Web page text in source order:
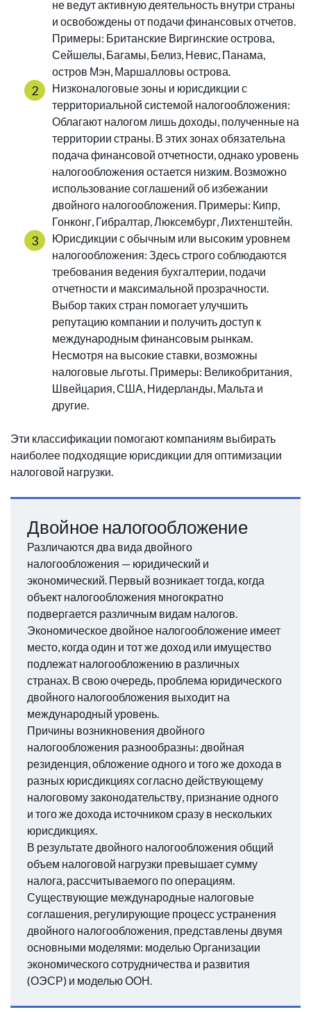
не ведут активную деятельность внутри страны
и освобождены от подачи финансовых отчетов.
Примеры: Британские Виргинские острова,
Сейшелы, Багамы, Белиз, Невис, Панама,
остров Мэн, Маршалловы острова.
Низконалоговые зоны и юрисдикции с
территориальной системой налогообложения:
Облагают налогом лишь доходы, полученные на
территории страны. В этих зонах обязательна
подача финансовой отчетности, однако уровень
налогообложения остается низким. Возможно
использование соглашений об избежании
двойного налогообложения. Примеры: Кипр,
Гонконг, Гибралтар, Люксембург, Лихтенштейн.
Юрисдикции с обычным или высоким уровнем
налогообложения: Здесь строго соблюдаются
требования ведения бухгалтерии, подачи
отчетности и максимальной прозрачности.
Выбор таких стран помогает улучшить
репутацию компании и получить доступ к
международным финансовым рынкам.
Несмотря на высокие ставки, возможны
налоговые льготы. Примеры: Великобритания,
Швейцария, США, Нидерланды, Мальта и
другие.
Эти классификации помогают компаниям выбирать
наиболее подходящие юрисдикции для оптимизации
налоговой нагрузки.
Двойное налогообложение
Различаются два вида двойного
налогообложения — юридический и
экономический. Первый возникает тогда, когда
объект налогообложения многократно
подвергается различным видам налогов.
Экономическое двойное налогообложение имеет
место, когда один и тот же доход или имущество
подлежат налогообложению в различных
странах. В свою очередь, проблема юридического
двойного налогообложения выходит на
международный уровень.
Причины возникновения двойного
налогообложения разнообразны: двойная
резиденция, обложение одного и того же дохода в
разных юрисдикциях согласно действующему
налоговому законодательству, признание одного
и того же дохода источником сразу в нескольких
юрисдикциях.
В результате двойного налогообложения общий
объем налоговой нагрузки превышает сумму
налога, рассчитываемого по операциям.
Существующие международные налоговые
соглашения, регулирующие процесс устранения
двойного налогообложения, представлены двумя
основными моделями: моделью Организации
экономического сотрудничества и развития
(ОЭСР) и моделью ООН.